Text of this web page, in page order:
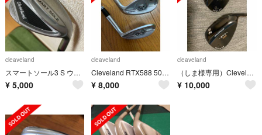
cleaveland
スマートソール3 S ウェッジ
¥ 5,000
cleaveland
Cleveland RTX588 50°56° ウェッジ
¥ 8,000
cleaveland
（しま様専用）Clevelandクリーブランド 52°56°ウェッジ
¥ 10,000